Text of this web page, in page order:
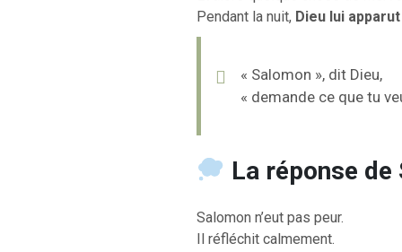
Pendant la nuit, Dieu lui
« Salomon », dit Dieu,
« demande ce que tu
La réponse de
Salomon n’eut pas peur.
Il réfléchit calmement.
RETOUR À LA SOURCE DE LA VIE |
RETOUR À LA
prière qui